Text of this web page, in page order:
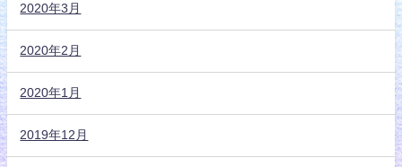
2020年3月
2020年2月
2020年1月
2019年12月